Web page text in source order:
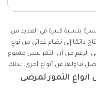
بنسبة كبيرة في العديد من
دائمًا إلى نظام غذائي من نوعٍ
الرغم من أن التمر ليس ممنوع
تناولها عن أنواع أخرى، لذلك
انواع التمور لمرضى